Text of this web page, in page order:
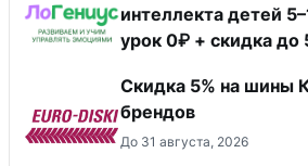
интеллекта детей
урок 0₽ + скидка до
​Скидка 5% на шины
брендов
До 31 августа, 2026